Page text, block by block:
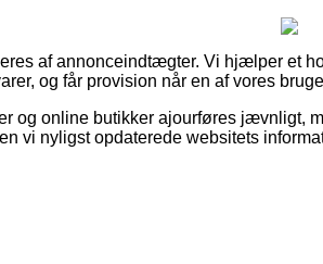
af annonceindtægter. Vi hjælper et
og får provision når en af vores
og online butikker ajourføres jævnligt,
vi nyligst opdaterede websitets